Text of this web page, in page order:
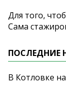
Для того,
Сама
ПОСЛЕДНИЕ
В Котловке